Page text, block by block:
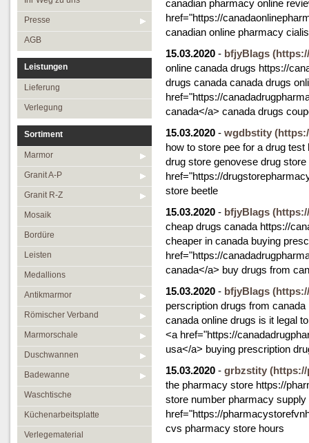
Leisten
Medallions
Antikmarmor
Presse
AGB
Leistungen
Lieferung
Verlegung
Sortiment
Marmor
Granit A-P
Granit R-Z
Mosaik
Bordüre
Leisten
Medallions
Antikmarmor
Römischer Verband
Marmorschale
Duschwannen
Badewanne
Waschtische
Küchenarbeitsplatte
Verlegematerial
canadian pharmacy online
href="https://
canadian online pharmacy cialis
15.03.2020 - bfjyBlags
online canada drugs https://
drugs canada canada drugs
href="https://
canada</a> canada drugs
15.03.2020 - wgdbstity
how to store pee for a drug
drug store genovese drug store
href="https://
store beetle
15.03.2020 - bfjyBlags
cheap drugs canada https://
cheaper in canada buying
href="https://
canada</a> buy drugs from
15.03.2020 - bfjyBlags
perscription drugs from
canada online drugs is it legal
<a href="https://
usa</a> buying prescription
15.03.2020 - grbzstity (https://
the pharmacy store https://
store number pharmacy supply
href="https://
cvs pharmacy store hours